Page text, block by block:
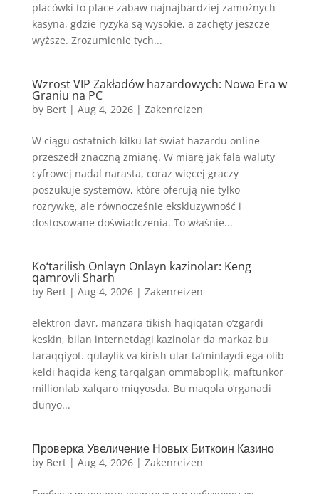
placówki to place zabaw najnajbardziej zamożnych
kasyna, gdzie ryzyka są wysokie, a zachęty jeszcze
wyższe. Zrozumienie tych...
Wzrost VIP Zakładów hazardowych: Nowa Era w
Graniu na PC
by Bert| Aug 4, 2026| Zakenreizen
W ciągu ostatnich kilku lat świat hazardu online
przeszedł znaczną zmianę. W miarę jak fala waluty
cyfrowej nadal narasta, coraz więcej graczy
poszukuje systemów, które oferują nie tylko
rozrywkę, ale równocześnie ekskluzywność i
dostosowane doświadczenia. To właśnie...
Ko‘tarilish Onlayn Onlayn kazinolar: Keng
qamrovli Sharh
by Bert| Aug 4, 2026| Zakenreizen
elektron davr, manzara tikish haqiqatan o‘zgardi
keskin, bilan internetdagi kazinolar da markaz bu
taraqqiyot. qulaylik va kirish ular ta’minlaydi ega olib
keldi haqida keng tarqalgan ommaboplik, maftunkor
millionlab xalqaro miqyosda. Bu maqola o‘rganadi
dunyo...
Проверка Увеличение Новых Биткоин Казино
by Bert| Aug 4, 2026| Zakenreizen